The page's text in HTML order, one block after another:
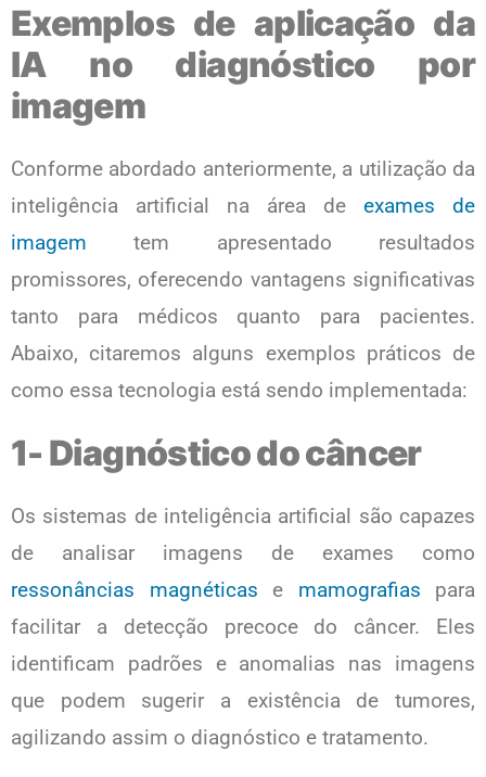
Exemplos de aplicação da
IA no diagnóstico por
imagem
Conforme abordado anteriormente, a utilização da
inteligência artificial na área de exames de
imagem tem apresentado resultados
promissores, oferecendo vantagens significativas
tanto para médicos quanto para pacientes.
Abaixo, citaremos alguns exemplos práticos de
como essa tecnologia está sendo implementada:
1- Diagnóstico do câncer
Os sistemas de inteligência artificial são capazes
de analisar imagens de exames como
ressonâncias magnéticas e mamografias para
facilitar a detecção precoce do câncer. Eles
identificam padrões e anomalias nas imagens
que podem sugerir a existência de tumores,
agilizando assim o diagnóstico e tratamento.